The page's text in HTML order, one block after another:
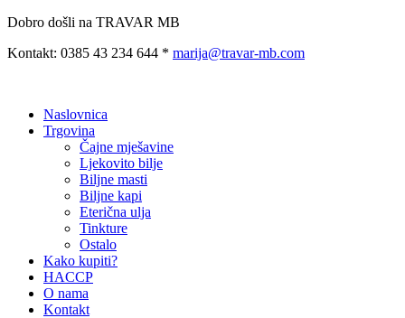
Preskoči
sadržaj
Dobro došli na TRAVAR MB
Kontakt: 0385 43 234 644 * marija@travar-mb.com
Naslovnica
Trgovina
Čajne mješavine
Ljekovito bilje
Biljne masti
Biljne kapi
Eterična ulja
Tinkture
Ostalo
Kako kupiti?
HACCP
O nama
Kontakt